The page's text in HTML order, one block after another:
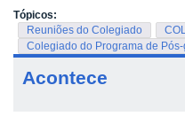
Tópicos:
Reuniões do Colegiado
Colegiado do Programa de
Acontece